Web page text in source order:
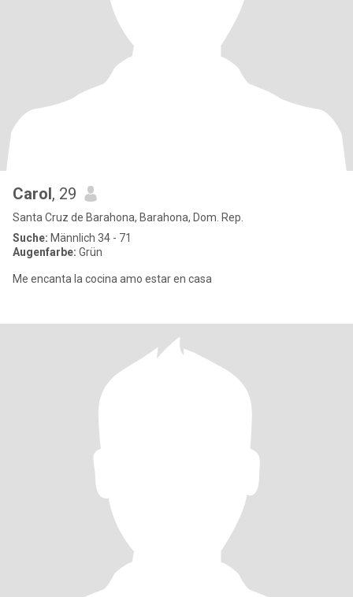
Carol, 29
Santa Cruz de Barahona, Barahona, Dom. Rep.
Suche: Männlich 34 - 71
Augenfarbe: Grün
Me encanta la cocina amo estar en casa